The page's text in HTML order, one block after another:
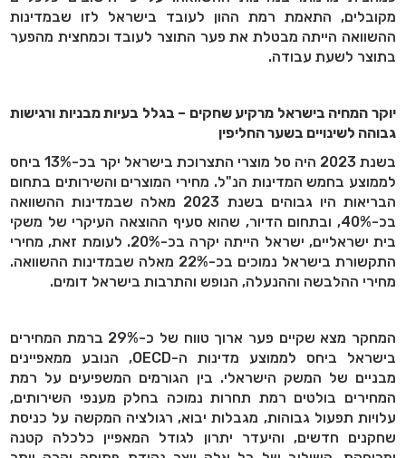
מקובלים, התאמת רמת ההון לעובד בישראל לזו שבמדינות
ההשוואה הייתה מבטלת את פער התוצר לעובד וכמחצית מהפער
בתוצר לשעת עבודה.
יוקר המחיה בישראל מרקיע שחקים – בגלל בעיות מבניות ורגישות
גבוהה לשינויים בשער החליפין
בשנת 2023 היה סל מוצרי התצרוכת בישראל יקר בכ-13% ביחס
לממוצע בחמש המדינות הנ"ל. מחירי המוצרים והשירותים בתחום
הבריאות היו גבוהים בשנת 2023 מאלה שבמדינות ההשוואה
בכ-40%, ובתחום הדיור, שהוא סעיף ההוצאה העיקרי של משקי
בית ישראליים, ישראל הייתה יקרה בכ-20%. לעומת זאת, מחירי
התקשורת בישראל נמוכים בכ-22% מאלה שבמדינות ההשוואה.
מחירי ההלבשה וההנעלה, הנופש והתרבות בישראל דומים.
המחקר מצא שקיים פער ארוך טווח של כ-29% ברמת המחירים
בישראל ביחס לממוצע מדינות ה-OECD, הנובע ממאפיינים
מבניים של המשק הישראלי. בין הגורמים המשפיעים על רמת
המחירים בולטים רמת תחרות נמוכה בחלק מענפי השירותים,
עלויות תפעול גבוהות, מגבלות יבוא, רגולציה המקשה על כניסת
שחקנים חדשים, והיעדר יתרון לגודל המאפיין כלכלה קטנה